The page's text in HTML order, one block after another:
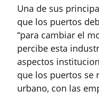
Una de sus
que los puertos
“para cambiar el
percibe esta
aspectos
que los puertos se
urbano, con las